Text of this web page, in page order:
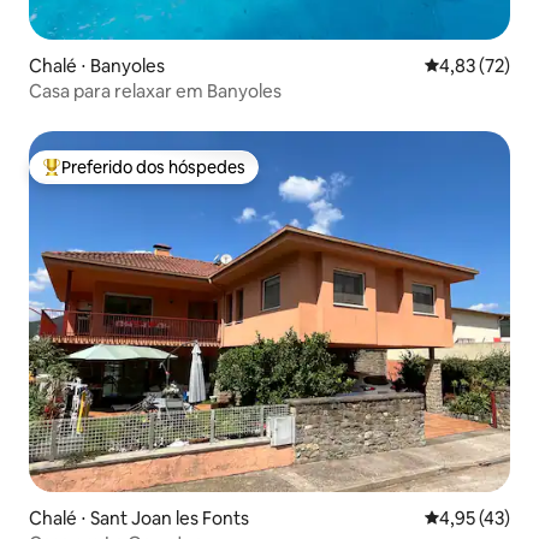
Chalé ⋅ Banyoles 4,83 de uma
4,83 (72)
Casa para relaxar em Banyoles
Entre os melhores preferidos dos hóspedes
Preferido dos hóspedes
Chalé ⋅ Sant Joan les Fonts 4,95 de uma
4,95 (43)